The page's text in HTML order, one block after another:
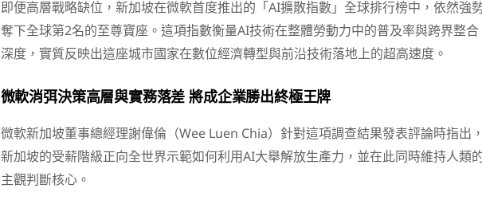
即便高層戰略缺位，新加坡在微軟首度推出的「AI擴散指數」全球排行榜中，依然強
奪下全球第2名的至尊寶座。這項指數衡量AI技術在整體勞動力中的普及率與跨界整合
深度，實質反映出這座城市國家在數位經濟轉型與前沿技術落地上的超高速度。
微軟消弭決策高層與實務落差 將成企業勝出終極王牌
微軟新加坡董事總經理謝偉倫（Wee Luen Chia）針對這項調查結果發表評論時指出，
新加坡的受薪階級正向全世界示範如何利用AI大舉解放生產力，並在此同時維持人類
主觀判斷核心。